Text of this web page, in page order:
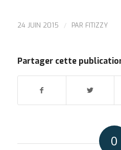
24 JUIN 2015 / PAR FITIZZY
Partager cette
0